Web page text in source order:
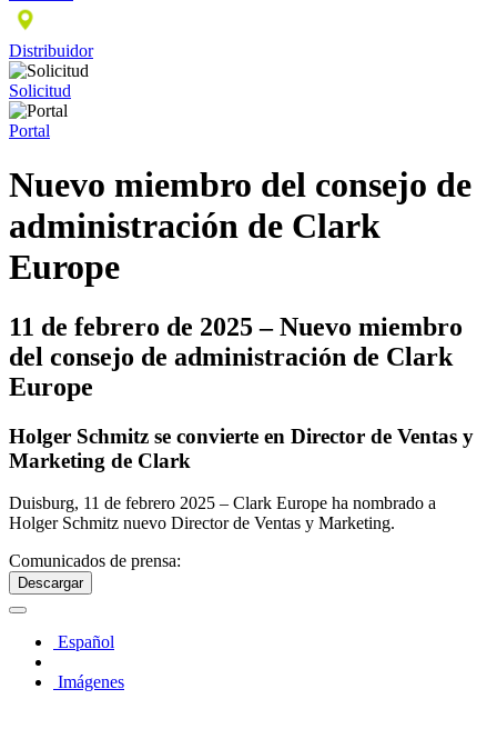
Distribuidor
Solicitud
Portal
Nuevo miembro del consejo de
administración de Clark
Europe
11 de febrero de 2025 – Nuevo miembro
del consejo de administración de Clark
Europe
Holger Schmitz se convierte en Director de Ventas y
Marketing de Clark
Duisburg, 11 de febrero 2025 – Clark Europe ha nombrado a
Holger Schmitz nuevo Director de Ventas y Marketing.
Comunicados de prensa:
Descargar
Español
Imágenes